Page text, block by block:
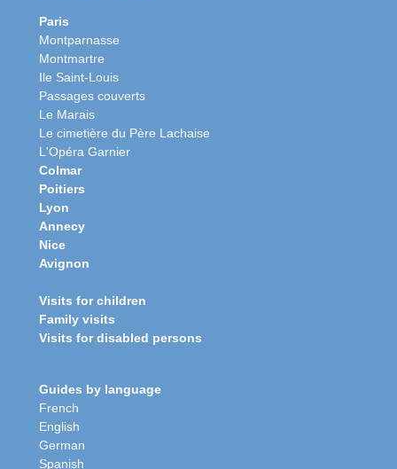
Paris
Montparnasse
Montmartre
Ile Saint-Louis
Passages couverts
Le Marais
Le cimetière du Père Lachaise
L'Opéra Garnier
Colmar
Poitiers
Lyon
Annecy
Nice
Avignon
Visits for children
Family visits
Visits for disabled persons
Guides by language
French
English
German
Spanish